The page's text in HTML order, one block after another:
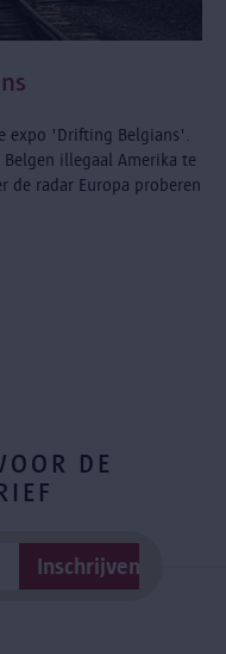
expo 'Drifting Belgians'.
illegaal Amerika te
de radar Europa proberen
DE